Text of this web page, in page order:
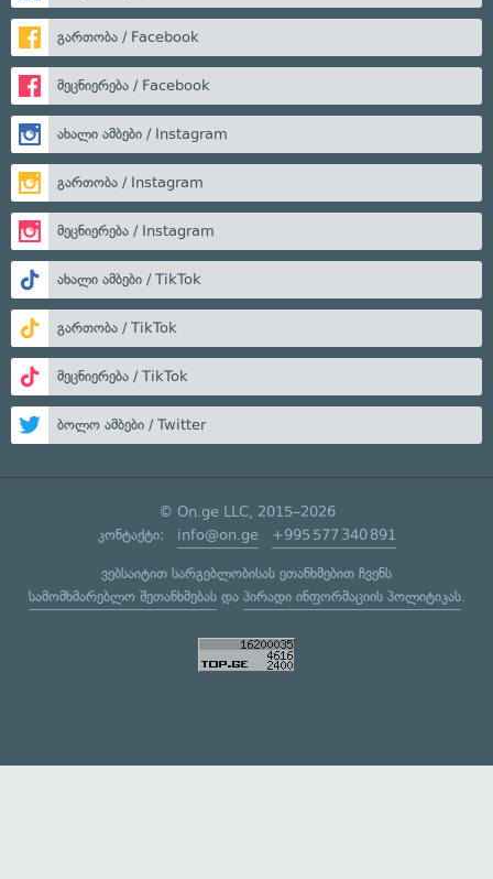
გართობა / Facebook
მეცნიერება / Facebook
ახალი ამბები / Instagram
გართობა / Instagram
მეცნიერება / Instagram
ახალი ამბები / TikTok
გართობა / TikTok
მეცნიერება / TikTok
ბოლო ამბები / Twitter
© On.ge LLC, 2015–2026
კონტაქტი: info@on.ge +995 577 340 891
ვებსაიტით სარგებლობისას ეთანხმებით ჩვენს
სამომხმარებლო შეთანხმებასდა პირადი ინფორმაციის პოლიტიკას.